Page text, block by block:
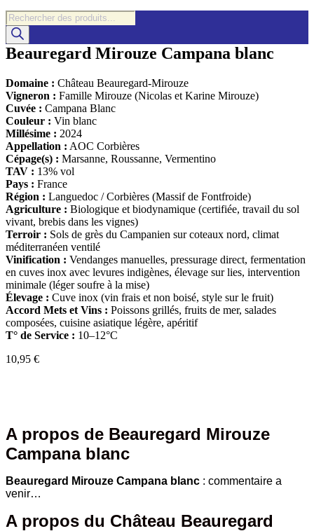
Recherche
de
produits
Beauregard Mirouze Campana blanc
Domaine : Château Beauregard-Mirouze
Vigneron : Famille Mirouze (Nicolas et Karine Mirouze)
Cuvée : Campana Blanc
Couleur : Vin blanc
Millésime : 2024
Appellation : AOC Corbières
Cépage(s) : Marsanne, Roussanne, Vermentino
TAV : 13% vol
Pays : France
Région : Languedoc / Corbières (Massif de Fontfroide)
Agriculture : Biologique et biodynamique (certifiée, travail du sol
vivant, brebis dans les vignes)
Terroir : Sols de grès du Campanien sur coteaux nord, climat
méditerranéen ventilé
Vinification : Vendanges manuelles, pressurage direct, fermentation
en cuves inox avec levures indigènes, élevage sur lies, intervention
minimale (léger soufre à la mise)
Élevage : Cuve inox (vin frais et non boisé, style sur le fruit)
Accord Mets et Vins : Poissons grillés, fruits de mer, salades
composées, cuisine asiatique légère, apéritif
T° de Service : 10–12°C
10,95 €
A propos de Beauregard Mirouze
Campana blanc
Beauregard Mirouze Campana blanc : commentaire a
venir…
A propos du Château Beauregard